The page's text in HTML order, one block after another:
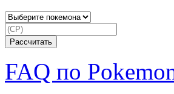
FAQ по